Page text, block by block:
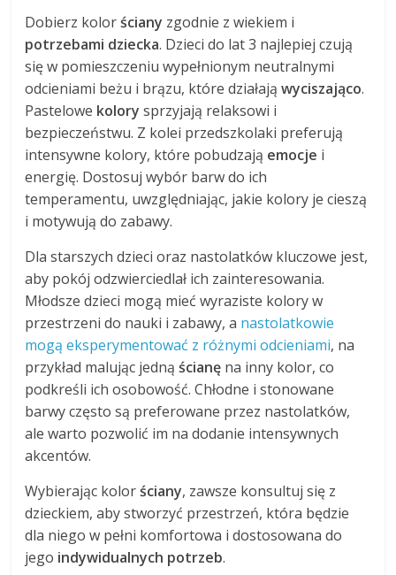
Dobierz kolorściany zgodnie z wiekiem i
potrzebami dziecka. Dzieci do lat 3 najlepiej czują
się w pomieszczeniu wypełnionym neutralnymi
odcieniami beżu i brązu, które działająwyciszająco.
Pastelowe kolory sprzyjają relaksowi i
bezpieczeństwu. Z kolei przedszkolaki preferują
intensywne kolory, które pobudzają emocje i
energię. Dostosuj wybór barw do ich
temperamentu, uwzględniając, jakie kolory je cieszą
i motywują do zabawy.
Dla starszych dzieci oraz nastolatków kluczowe jest,
aby pokój odzwierciedlał ich zainteresowania.
Młodsze dzieci mogą mieć wyraziste kolory w
przestrzeni do nauki i zabawy, a nastolatkowie
mogą eksperymentować z różnymi odcieniami, na
przykład malując jednąścianę na inny kolor, co
podkreśli ich osobowość. Chłodne i stonowane
barwy często są preferowane przez nastolatków,
ale warto pozwolić im na dodanie intensywnych
akcentów.
Wybierając kolorściany, zawsze konsultuj się z
dzieckiem, aby stworzyć przestrzeń, która będzie
dla niego w pełni komfortowa i dostosowana do
jego indywidualnych potrzeb.